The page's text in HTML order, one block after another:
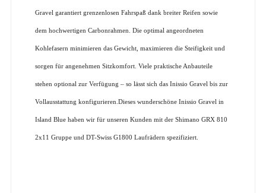
Gravel garantiert grenzenlosen Fahrspaß dank breiter Reifen sowie
dem hochwertigen Carbonrahmen. Die optimal angeordneten
Kohlefasern minimieren das Gewicht, maximieren die Steifigkeit und
sorgen für angenehmen Sitzkomfort. Viele praktische Anbauteile
stehen optional zur Verfügung – so lässt sich das Inissio Gravel bis zur
Vollausstattung konfigurieren.Dieses wunderschöne Inissio Gravel in
Island Blue haben wir für unseren Kunden mit der Shimano GRX 810
2x11 Gruppe und DT-Swiss G1800 Laufrädern spezifiziert.